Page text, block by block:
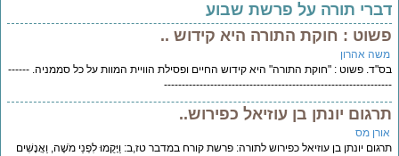
תורה על פרשת שבוע
: חוקת התורה היא קידוש ..
אהרון
פשוט : "חוקת התורה" היא קידוש החיים ופסילת הוויית המוות על כל סממניה. ------
יונתן בן עוזיאל כפירוש..
מס
יונתן בן עוזיאל כפירוש לתורה: פרשת קורח במדבר טז,ב: וַיָּקֻמוּ לִפְנֵי מֹשֶׁה, וַאֲנָשִׁים